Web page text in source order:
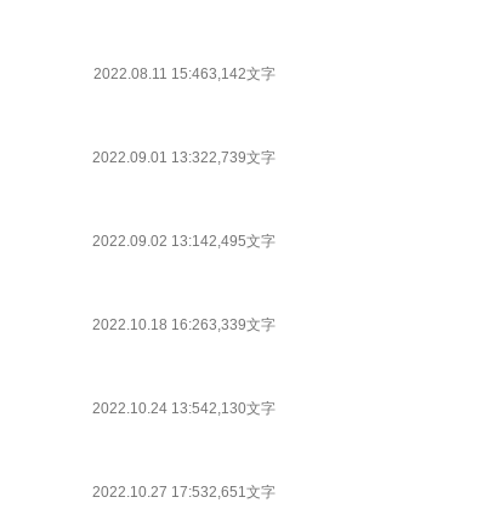
2022.08.11 15:463,142文字
2022.09.01 13:322,739文字
2022.09.02 13:142,495文字
2022.10.18 16:263,339文字
2022.10.24 13:542,130文字
2022.10.27 17:532,651文字